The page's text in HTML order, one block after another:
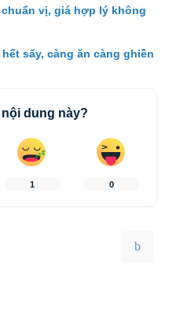
vị, giá hợp lý không
sẩy, càng ăn càng ghiền
dung này?
1 0